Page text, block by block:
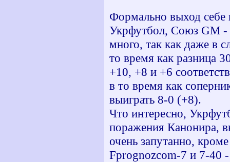
Формально выход себе
Укрфутбол, Союз GM -
много, так как даже в
то время как разница
+10, +8 и +6
в то время как
выиграть 8-0 (+8).
Что интересно,
поражения Канонира,
очень запутанно,
Fprognozcom-7 и 7-40